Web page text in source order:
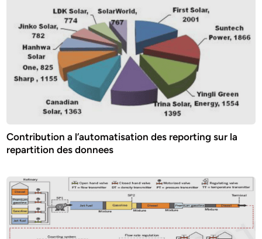
Contribution a l’automatisation des reporting sur la
repartition des donnees